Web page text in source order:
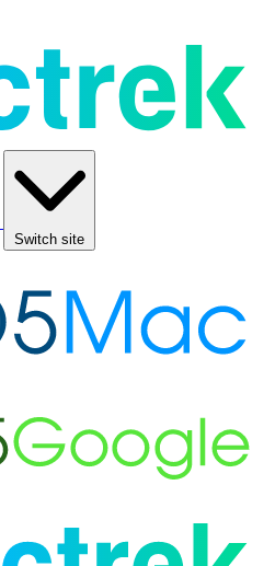
Switch site